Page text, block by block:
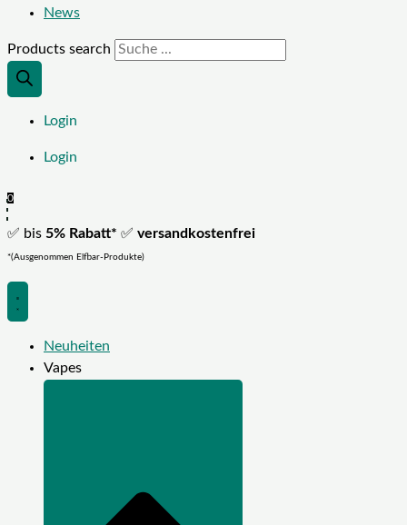
News
Products search
Login
Login
0
✅ bis 5% Rabatt* ✅ versandkostenfrei
*(Ausgenommen Elfbar-Produkte)
Neuheiten
Vapes